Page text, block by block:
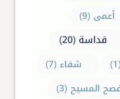
أعمى (9)
قداسة (20)
شفاء (7)
المسيح (3)